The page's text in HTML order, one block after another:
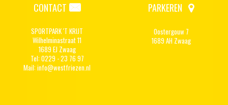
CONTACT
SPORTPARK 'T KRIJT
Wilhelminastraat 11
1689 EJ Zwaag
Tel: 0229 - 23 76 97
Mail:info@westfriezen.nl
PARKEREN
Oostergouw 7
1689 AH Zwaag